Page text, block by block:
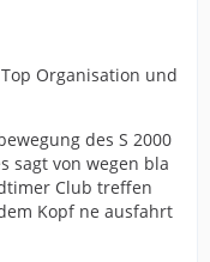
Organisation und
des S 2000
sagt von wegen bla
Club treffen
Kopf ne ausfahrt